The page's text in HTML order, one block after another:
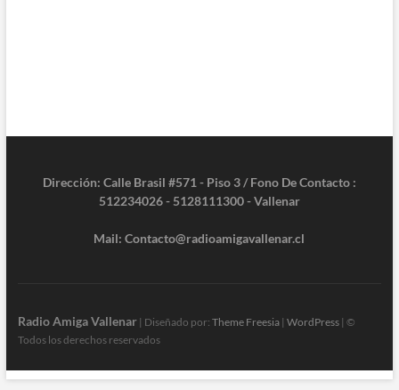
Dirección: Calle Brasil #571 - Piso 3 / Fono De Contacto :
512234026 - 5128111300 - Vallenar
Mail: Contacto@radioamigavallenar.cl
Radio Amiga Vallenar| Diseñado por: Theme Freesia| WordPress| ©
Todos los derechos reservados